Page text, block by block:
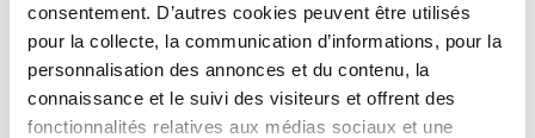
consentement. D’autres cookies peuvent être utilisés
pour la collecte, la communication d’informations, pour la
personnalisation des annonces et du contenu, la
connaissance et le suivi des visiteurs et offrent des
fonctionnalités relatives aux médias sociaux et une